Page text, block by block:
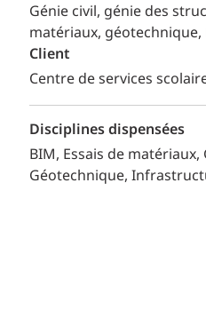
Génie civil, génie des
matériaux, géotechnique,
Client
Centre de services
Disciplines dispensées
BIM Essais de matériaux
Géotechnique